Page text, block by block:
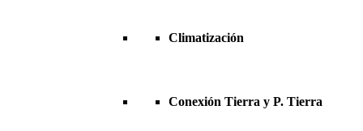
Climatización
Conexión Tierra y P. Tierra